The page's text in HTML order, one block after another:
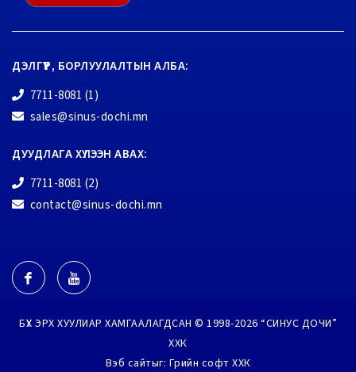
ДЭЛГҮҮР, БОРЛУУЛАЛТЫН АЛБА:
7711-8081 (1)
sales@sinus-dochi.mn
ДУУДЛАГА ХҮЛЭЭН АВАХ:
7711-8081 (2)
contact@sinus-dochi.mn
БҮХ ЭРХ ХУУЛИАР ХАМГААЛАГДСАН © 1998-2026 “СИНУС ДОЧИ”
ХХК
Вэб сайтыг: Грийн софт ХХК